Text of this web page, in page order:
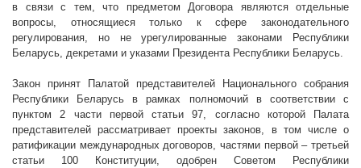
в связи с тем, что предметом Договора являются отдельные
вопросы, относящиеся только к сфере законодательного
регулирования, но не урегулированные законами Республики
Беларусь, декретами и указами Президента Республики Беларусь.
Закон принят Палатой представителей Национального собрания
Республики Беларусь в рамках полномочий в соответствии с
пунктом 2 части первой статьи 97, согласно которой Палата
представителей рассматривает проекты законов, в том числе о
ратификации международных договоров, частями первой – третьей
статьи 100 Конституции, одобрен Советом Республики